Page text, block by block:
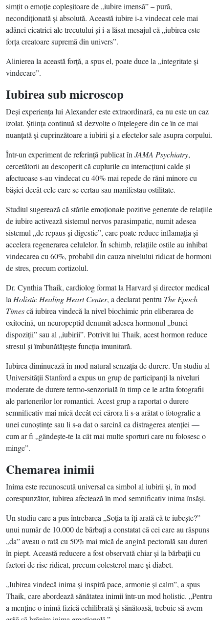
simţit o emoţie copleşitoare de „iubire imensă” – pură,
necondiţionată şi absolută. Această iubire i-a vindecat cele mai
adânci cicatrici ale trecutului şi i-a lăsat mesajul că „iubirea este
forţa creatoare supremă din univers”.
Alinierea la această forţă, a spus el, poate duce la „integritate şi
vindecare”.
Iubirea sub microscop
Deşi experienţa lui Alexander este extraordinară, ea nu este un caz
izolat. Ştiinţa continuă să dezvolte o înţelegere din ce în ce mai
nuanţată şi cuprinzătoare a iubirii şi a efectelor sale asupra corpului.
Într-un experiment de referinţă publicat în JAMA Psychiatry,
cercetătorii au descoperit că cuplurile cu interacţiuni calde şi
afectuoase s-au vindecat cu 40% mai repede de răni minore cu
băşici decât cele care se certau sau manifestau ostilitate.
Studiul sugerează că stările emoţionale pozitive generate de relaţiile
de iubire activează sistemul nervos parasimpatic, numit adesea
sistemul „de repaus şi digestie”, care poate reduce inflamaţia şi
accelera regenerarea celulelor. În schimb, relaţiile ostile au inhibat
vindecarea cu 60%, probabil din cauza nivelului ridicat de hormoni
de stres, precum cortizolul.
Dr. Cynthia Thaik, cardiolog format la Harvard şi director medical
la Holistic Healing Heart Center, a declarat pentru The Epoch
Timescă iubirea vindecă la nivel biochimic prin eliberarea de
oxitocină, un neuropeptid denumit adesea hormonul „bunei
dispoziţii” sau al „iubirii”. Potrivit lui Thaik, acest hormon reduce
stresul şi îmbunătăţeşte funcţia imunitară.
Iubirea diminuează în mod natural senzaţia de durere. Un studiu al
Universităţii Stanford a expus un grup de participanţi la niveluri
moderate de durere termo-senzorială în timp ce le arăta fotografii
ale partenerilor lor romantici. Acest grup a raportat o durere
semnificativ mai mică decât cei cărora li s-a arătat o fotografie a
unei cunoştinţe sau li s-a dat o sarcină ca distragerea atenţiei —
cum ar fi „gândeşte-te la cât mai multe sporturi care nu folosesc o
minge”.
Chemarea inimii
Inima este recunoscută universal ca simbol al iubirii şi, în mod
corespunzător, iubirea afectează în mod semnificativ inima însăşi.
Un studiu care a pus întrebarea „Soţia ta îţi arată că te iubeşte?”
unui număr de 10.000 de bărbaţi a constatat că cei care au răspuns
„da” aveau o rată cu 50% mai mică de angină pectorală sau dureri
în piept. Această reducere a fost observată chiar şi la bărbaţii cu
factori de risc ridicat, precum colesterol mare şi diabet.
„Iubirea vindecă inima şi inspiră pace, armonie şi calm”, a spus
Thaik, care abordează sănătatea inimii într-un mod holistic. „Pentru
a menţine o inimă fizică echilibrată şi sănătoasă, trebuie să avem